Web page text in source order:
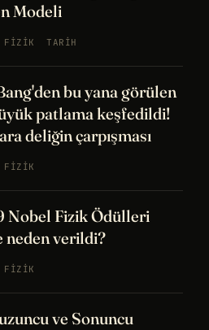
Modeli
FIZIK TARIH
bu yana görülen
patlama keşfedildi!
deliğin çarpışması
FIZIK
Nobel Fizik Ödülleri
neden verildi?
FIZIK
ve Sonuncu